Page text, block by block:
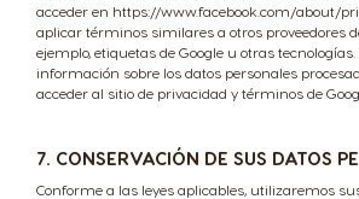
acceder en https://www.facebook.com/about/
aplicar términos similares a otros proveedores
ejemplo, etiquetas de Google u otras
información sobre los datos personales
acceder al sitio de privacidad y términos de
7. CONSERVACIÓN DE SUS DATOS
Conforme a las leyes aplicables, utilizaremos
Greek
Honduras